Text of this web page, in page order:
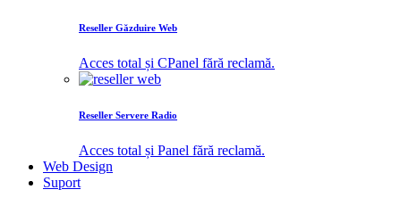
Reseller Găzduire Web
Acces total și CPanel fără reclamă.
Reseller Servere Radio
Acces total și Panel fără reclamă.
Web Design
Suport